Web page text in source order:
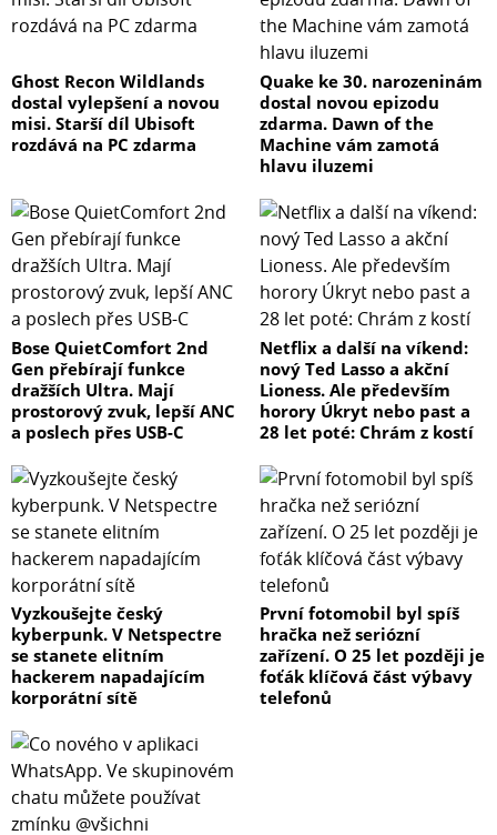
Ghost Recon Wildlands
dostal vylepšení a novou
misi. Starší díl Ubisoft
rozdává na PC zdarma
Quake ke 30. narozeninám
dostal novou epizodu
zdarma. Dawn of the
Machine vám zamotá
hlavu iluzemi
Bose QuietComfort 2nd
Gen přebírají funkce
dražších Ultra. Mají
prostorový zvuk, lepší ANC
a poslech přes USB-C
Netflix a další na víkend:
nový Ted Lasso a akční
Lioness. Ale především
horory Úkryt nebo past a
28 let poté: Chrám z kostí
Vyzkoušejte český
kyberpunk. V Netspectre
se stanete elitním
hackerem napadajícím
korporátní sítě
První fotomobil byl spíš
hračka než seriózní
zařízení. O 25 let později je
foťák klíčová část výbavy
telefonů